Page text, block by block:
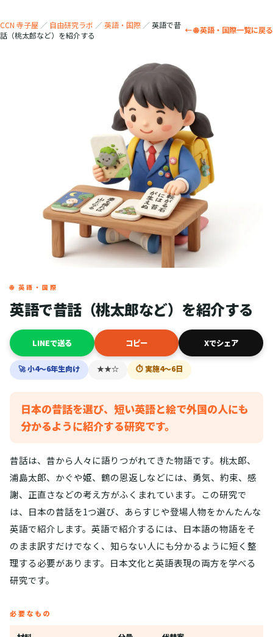
CCN 寺子屋 ／ 自由研究ラボ ／英語・国際 ／英語で昔
話（桃太郎など）を紹介する
← 🌐 英語・国際一覧に戻る
🌐 英語・国際
英語で昔話（桃太郎など）を紹介する
LINEで送る コピー Xでシェア
🚀 小4〜6年生向け ★★☆ ⏱ 実施4〜6日
日本の昔話を選び、短い英語と絵で外国の人にも
分かるように紹介する研究です。
昔話は、昔から人々に語りつがれてきた物語です。桃太郎、
浦島太郎、かぐや姫、鶴の恩返しなどには、勇気、約束、感
謝、正直さなどの考え方がふくまれています。この研究で
は、日本の昔話を1つ選び、あらすじや登場人物をかんたんな
英語で紹介します。英語で紹介するには、日本語の物語をそ
のまま訳すだけでなく、知らない人にも分かるように短く整
理する必要があります。日本文化と英語表現の両方を学べる
研究です。
必要なもの